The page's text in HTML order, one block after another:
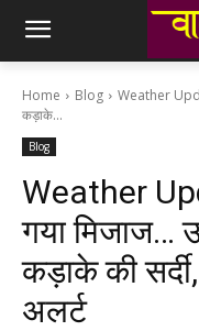
Home Blog
Weather
कड़ाके...
Blog
Weather
गया मिजाज…
कड़ाके की
अलर्ट